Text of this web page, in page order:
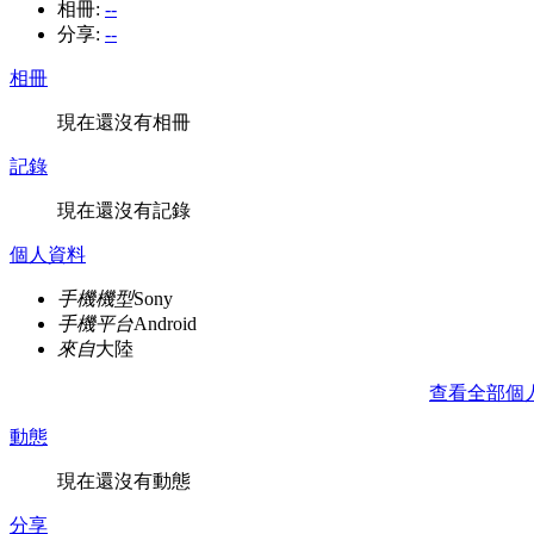
相冊: --
分享: --
相冊
現在還沒有相冊
記錄
現在還沒有記錄
個人資料
手機機型Sony
手機平台Android
來自大陸
查看全部個
動態
現在還沒有動態
分享